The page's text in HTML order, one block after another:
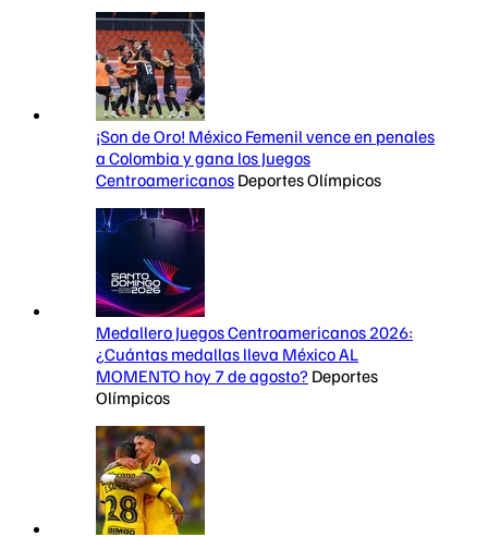
¡Son de Oro! México Femenil vence en penales
a Colombia y gana los Juegos
Centroamericanos Deportes Olímpicos
Medallero Juegos Centroamericanos 2026:
¿Cuántas medallas lleva México AL
MOMENTO hoy 7 de agosto? Deportes
Olímpicos